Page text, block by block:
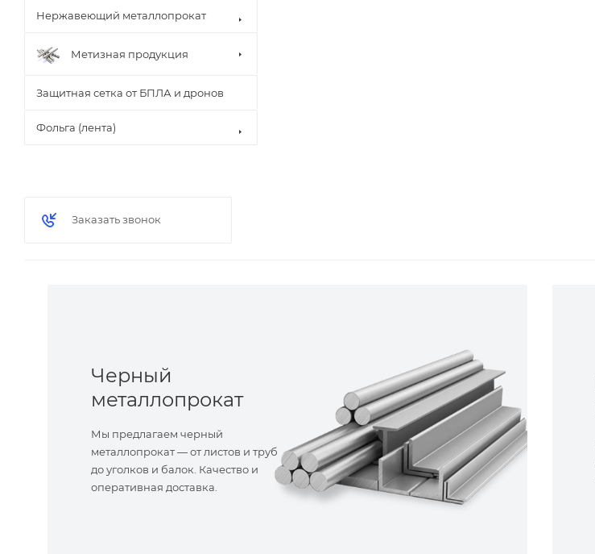
Нержавеющий металлопрокат
Метизная продукция
Защитная сетка от БПЛА и дронов
Фольга (лента)
Заказать звонок
Черный
металлопрокат
Мы предлагаем черный
металлопрокат — от листов и труб
до уголков и балок. Качество и
оперативная доставка.